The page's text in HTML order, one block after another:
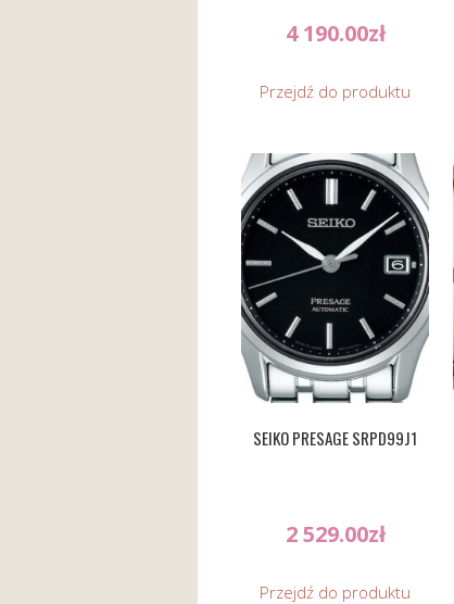
4 190.00zł
Przejdź do produktu
SEIKO PRESAGE SRPD99J1
2 529.00zł
Przejdź do produktu